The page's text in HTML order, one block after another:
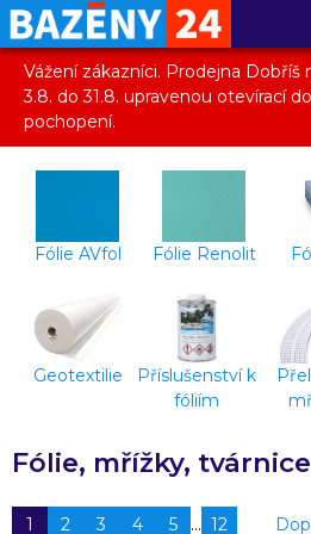
Vážení zákazníci. Prodejna
3.8. do 31.8. upravenou otevírací
pochopení.
Fólie AVfol Fólie Renolit
Geotextilie
Příslušenství k
fóliím
Fólie, mřížky, tvárnice
1 2 3 4 5 ... 12